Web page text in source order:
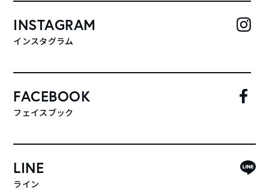
INSTAGRAM
インスタグラム
FACEBOOK
フェイスブック
LINE
ライン